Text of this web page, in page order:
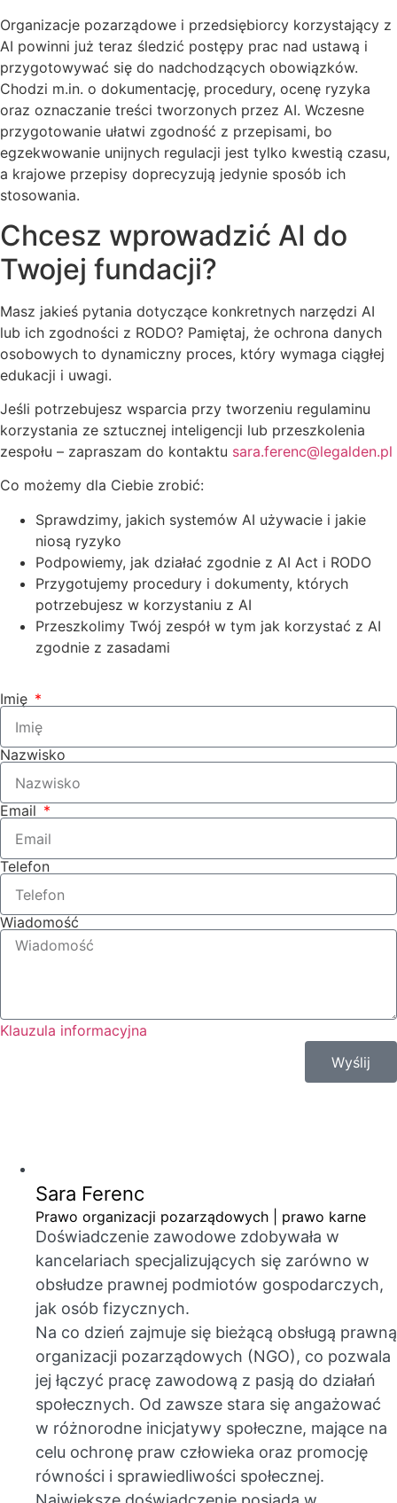
Organizacje pozarządowe i przedsiębiorcy korzystający z
AI powinni już teraz śledzić postępy prac nad ustawą i
przygotowywać się do nadchodzących obowiązków.
Chodzi m.in. o dokumentację, procedury, ocenę ryzyka
oraz oznaczanie treści tworzonych przez AI. Wczesne
przygotowanie ułatwi zgodność z przepisami, bo
egzekwowanie unijnych regulacji jest tylko kwestią czasu,
a krajowe przepisy doprecyzują jedynie sposób ich
stosowania.
Chcesz wprowadzić AI do
Twojej fundacji?
Masz jakieś pytania dotyczące konkretnych narzędzi AI
lub ich zgodności z RODO? Pamiętaj, że ochrona danych
osobowych to dynamiczny proces, który wymaga ciągłej
edukacji i uwagi.
Jeśli potrzebujesz wsparcia przy tworzeniu regulaminu
korzystania ze sztucznej inteligencji lub przeszkolenia
zespołu – zapraszam do kontaktu sara.ferenc@legalden.pl
Co możemy dla Ciebie zrobić:
Sprawdzimy, jakich systemów AI używacie i jakie
niosą ryzyko
Podpowiemy, jak działać zgodnie z AI Act i RODO
Przygotujemy procedury i dokumenty, których
potrzebujesz w korzystaniu z AI
Przeszkolimy Twój zespół w tym jak korzystać z AI
zgodnie z zasadami
Imię
Nazwisko
Email
Telefon
Wiadomość
Klauzula informacyjna
Wyślij
Sara Ferenc
Doświadczenie zawodowe zdobywała w
kancelariach specjalizujących się zarówno w
obsłudze prawnej podmiotów gospodarczych,
jak osób fizycznych.
Na co dzień zajmuje się bieżącą obsługą prawną
organizacji pozarządowych (NGO), co pozwala
jej łączyć pracę zawodową z pasją do działań
społecznych. Od zawsze stara się angażować
w różnorodne inicjatywy społeczne, mające na
celu ochronę praw człowieka oraz promocję
równości i sprawiedliwości społecznej.
Prawo organizacji pozarządowych | prawo karne